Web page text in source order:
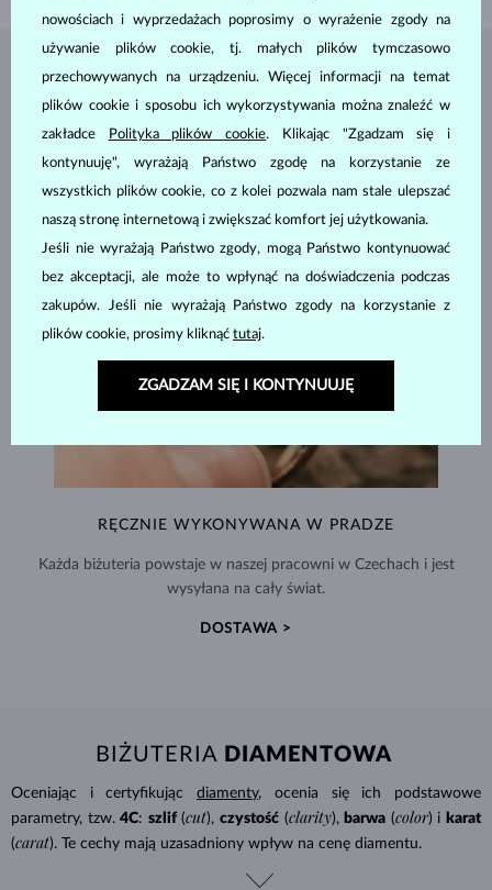
BIŻUTERIA ZATELIER KLENOTA
RĘCZNIE WYKONYWANA W PRADZE
Każda biżuteria powstaje w naszej pracowni w Czechach i jest
wysyłana na cały świat.
DOSTAWA >
BIŻUTERIA DIAMENTOWA
Oceniając i certyfikującdiamenty, ocenia się ich podstawowe
parametry, tzw. 4C: szlif (cut), czystość (clarity), barwa (color) i karat
(carat). Te cechy mają uzasadniony wpływ na cenę diamentu.
nowościach i wyprzedażach poprosimy o wyrażenie zgody na
używanie plików cookie, tj. małych plików tymczasowo
przechowywanych na urządzeniu. Więcej informacji na temat
plików cookie i sposobu ich wykorzystywania można znaleźć w
zakładce
Polityka plików cookie. Klikając "Zgadzam się i
kontynuuję", wyrażają Państwo zgodę na korzystanie ze
wszystkich plików cookie, co z kolei pozwala nam stale ulepszać
naszą stronę internetową i zwiększać komfort jej użytkowania.
Jeśli nie wyrażają Państwo zgody, mogą Państwo kontynuować
bez akceptacji, ale może to wpłynąć na doświadczenia podczas
zakupów. Jeśli nie wyrażają Państwo zgody na korzystanie z
plików cookie, prosimy kliknąć tutaj.
ZGADZAM SIĘ I KONTYNUUJĘ